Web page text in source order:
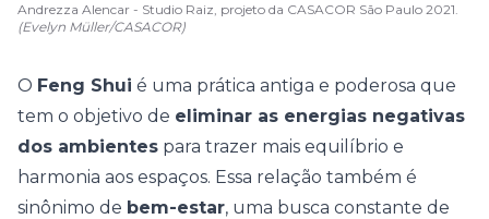
Andrezza Alencar - Studio Raiz, projeto da CASACOR São Paulo 2021.
(Evelyn Müller/CASACOR)
O Feng Shui é uma prática antiga e poderosa que
tem o objetivo de eliminar as energias negativas
dos ambientes para trazer mais equilíbrio e
harmonia aos espaços. Essa relação também é
sinônimo de bem-estar, uma busca constante de